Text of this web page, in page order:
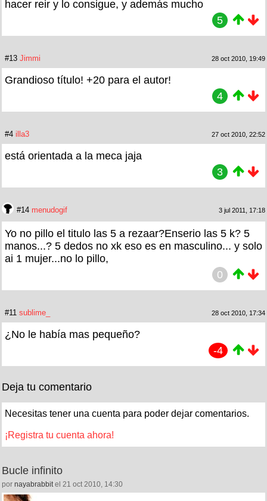
hacer reir y lo consigue, y además mucho
5
#13 Jimmi 28 oct 2010, 19:49
Grandioso título! +20 para el autor!
4
#4 illa3 27 oct 2010, 22:52
está orientada a la meca jaja
3
#14 menudogif 3 jul 2011, 17:18
Yo no pillo el titulo las 5 a rezaar?Enserio las 5 k? 5
manos...? 5 dedos no xk eso es en masculino... y solo
ai 1 mujer...no lo pillo,
0
#11 sublime_ 28 oct 2010, 17:34
¿No le había mas pequeño?
-4
Deja tu comentario
Necesitas tener una cuenta para poder dejar comentarios.
¡Registra tu cuenta ahora!
Bucle infinito
por nayabrabbitel 21 oct 2010, 14:30